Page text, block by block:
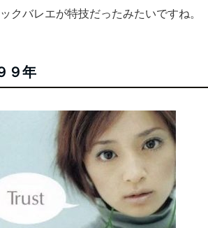
クバレエが特技だったみたいですね。
９年